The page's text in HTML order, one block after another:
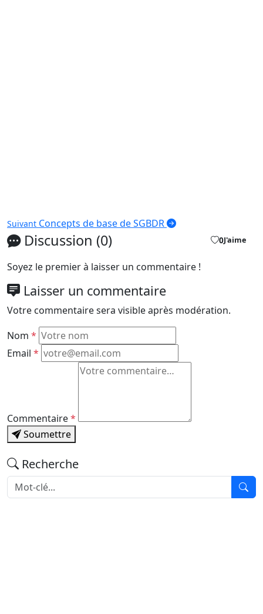
Suivant Concepts de base de SGBDR
Discussion (0) 0J'aime
Soyez le premier à laisser un commentaire !
Laisser un commentaire
Votre commentaire sera visible après modération.
Nom *
Email *
Commentaire*
Soumettre
Recherche